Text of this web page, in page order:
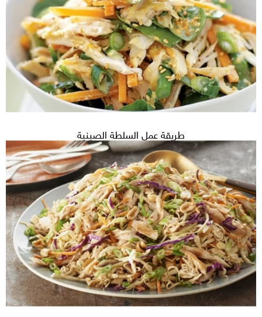
طريقة عمل السلطة الصينية